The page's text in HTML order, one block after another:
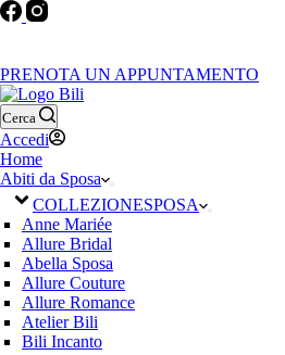
PRENOTA UN APPUNTAMENTO
Cerca
Accedi
Home
Abiti da Sposa
COLLEZIONESPOSA
Anne Mariée
Allure Bridal
Abella Sposa
Allure Couture
Allure Romance
Atelier Bili
Bili Incanto